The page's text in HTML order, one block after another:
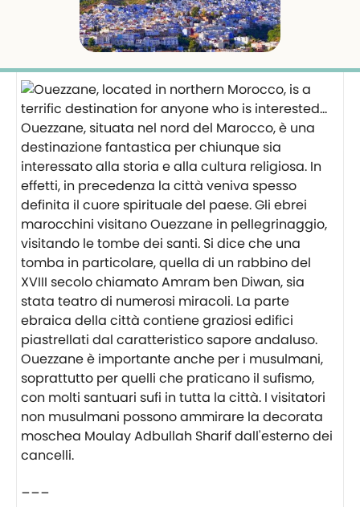
Ouezzane, situata nel nord del Marocco, è una
destinazione fantastica per chiunque sia
interessato alla storia e alla cultura religiosa. In
effetti, in precedenza la città veniva spesso
definita il cuore spirituale del paese. Gli ebrei
marocchini visitano Ouezzane in pellegrinaggio,
visitando le tombe dei santi. Si dice che una
tomba in particolare, quella di un rabbino del
XVIII secolo chiamato Amram ben Diwan, sia
stata teatro di numerosi miracoli. La parte
ebraica della città contiene graziosi edifici
piastrellati dal caratteristico sapore andaluso.
Ouezzane è importante anche per i musulmani,
soprattutto per quelli che praticano il sufismo,
con molti santuari sufi in tutta la città. I visitatori
non musulmani possono ammirare la decorata
moschea Moulay Adbullah Sharif dall'esterno dei
cancelli.
___